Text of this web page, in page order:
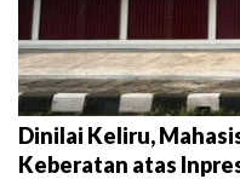
Dinilai Keliru,
Keberatan atas